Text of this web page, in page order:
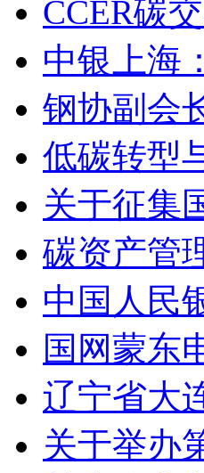
CCER碳
中银上海
钢协副会
低碳转型
关于征集
碳资产管
中国人民
国网蒙东
辽宁省大
关于举办